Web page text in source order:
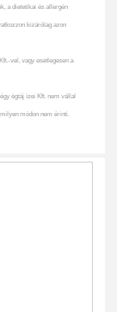
a dietetikai és allergén
kizárólag azon
vel, vagy esetlegesen a
égtáj ízei Kft. nem vállal
módon nem érinti.